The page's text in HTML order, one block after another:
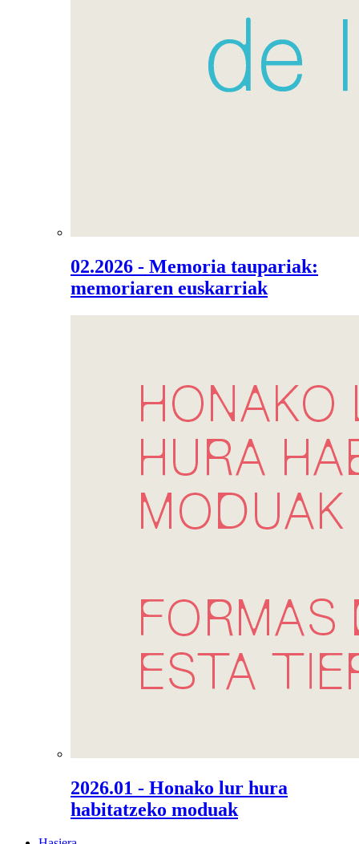
02.2026 - Memoria taupariak:
memoriaren euskarriak
2026.01 - Honako lur hura
habitatzeko moduak